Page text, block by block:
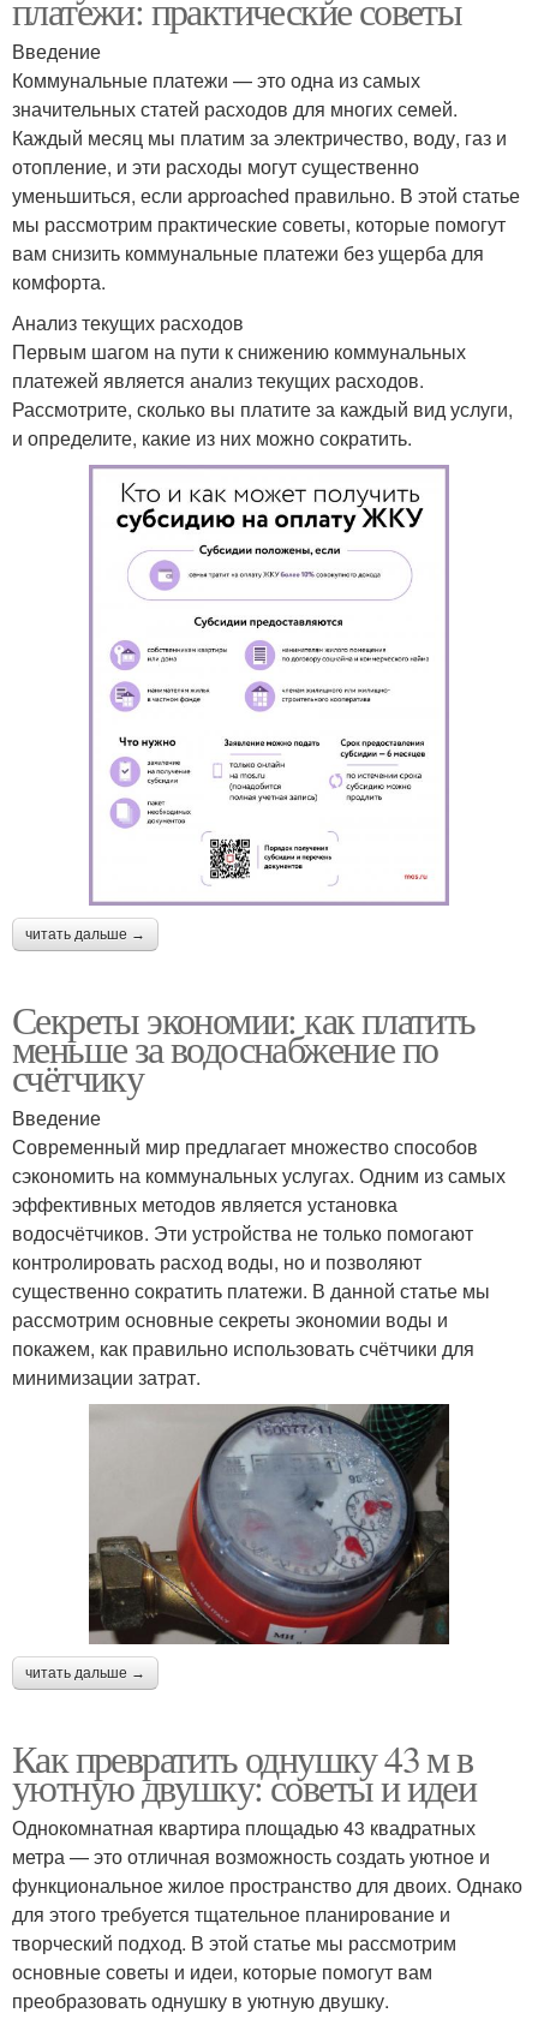
платежи: практические советы
Введение
Коммунальные платежи — это одна из самых
значительных статей расходов для многих семей.
Каждый месяц мы платим за электричество, воду, газ и
отопление, и эти расходы могут существенно
уменьшиться, если approached правильно. В этой статье
мы рассмотрим практические советы, которые помогут
вам снизить коммунальные платежи без ущерба для
комфорта.
Анализ текущих расходов
Первым шагом на пути к снижению коммунальных
платежей является анализ текущих расходов.
Рассмотрите, сколько вы платите за каждый вид услуги,
и определите, какие из них можно сократить.
читать дальше →
Секреты экономии: как платить
меньше за водоснабжение по
счётчику
Введение
Современный мир предлагает множество способов
сэкономить на коммунальных услугах. Одним из самых
эффективных методов является установка
водосчётчиков. Эти устройства не только помогают
контролировать расход воды, но и позволяют
существенно сократить платежи. В данной статье мы
рассмотрим основные секреты экономии воды и
покажем, как правильно использовать счётчики для
минимизации затрат.
читать дальше →
Как превратить однушку 43 м в
уютную двушку: советы и идеи
Однокомнатная квартира площадью 43 квадратных
метра — это отличная возможность создать уютное и
функциональное жилое пространство для двоих. Однако
для этого требуется тщательное планирование и
творческий подход. В этой статье мы рассмотрим
основные советы и идеи, которые помогут вам
преобразовать однушку в уютную двушку.